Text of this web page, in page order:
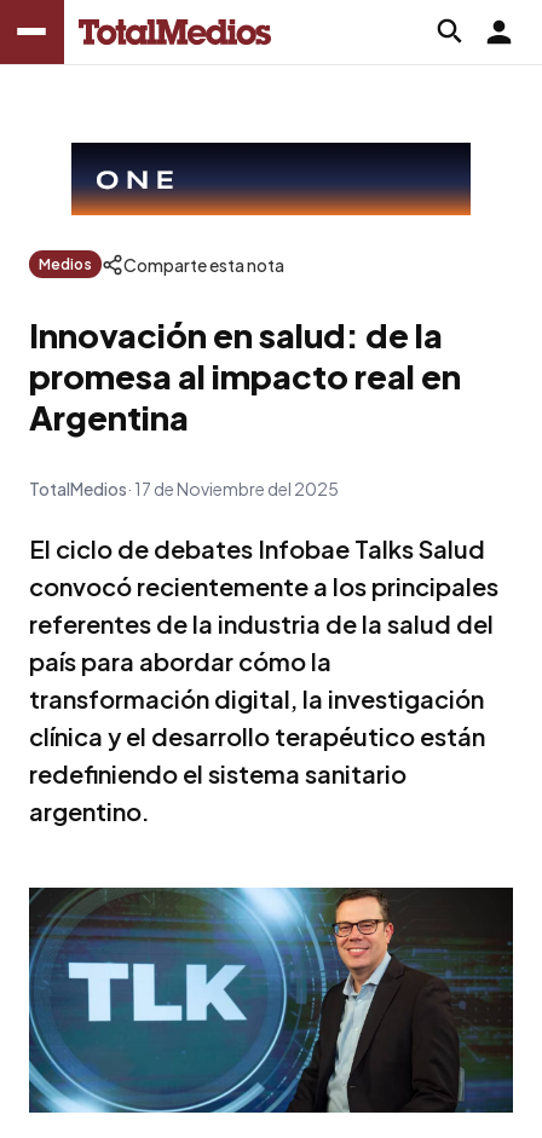
Medios Comparte esta nota
Innovación en salud: de la
promesa al impacto real en
Argentina
TotalMedios 17 de Noviembre del 2025
El ciclo de debates Infobae Talks Salud
convocó recientemente a los principales
referentes de la industria de la salud del
país para abordar cómo la
transformación digital, la investigación
clínica y el desarrollo terapéutico están
redefiniendo el sistema sanitario
argentino.